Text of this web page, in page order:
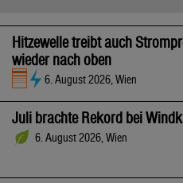
Hitzewelle treibt auch
wieder nach oben
6. August 2026, Wien
Juli brachte Rekord bei
6. August 2026, Wien